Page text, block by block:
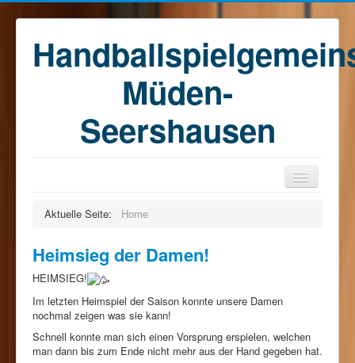
Müden-
Seershausen
Training
Kontakt
Förderkreis
Sponsoren
Aktuelle Seite: Home
Heimsieg der Damen!
HEIMSIEG!
Im letzten Heimspiel der Saison konnte unsere Damen
nochmal zeigen was sie kann!
Schnell konnte man sich einen Vorsprung erspielen, welchen
man dann bis zum Ende nicht mehr aus der Hand gegeben hat.